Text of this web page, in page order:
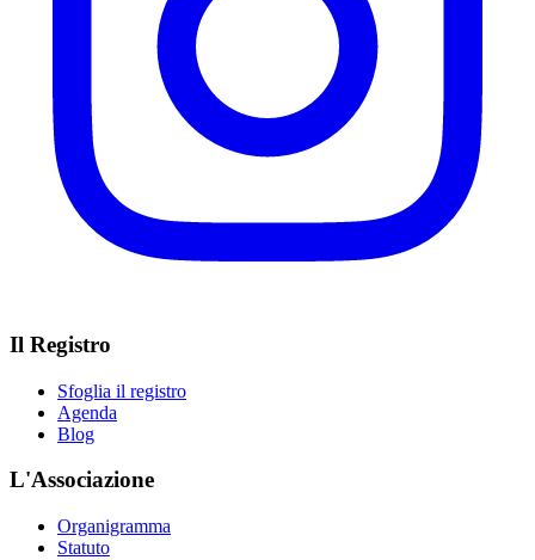
Il Registro
Sfoglia il registro
Agenda
Blog
L'Associazione
Organigramma
Statuto